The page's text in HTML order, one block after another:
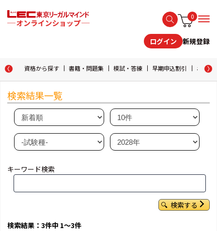
0
ログイン 新規登録
資格から探す 書籍・問題集 模試・答練 早期申込割引 おため
検索結果一覧
キーワード検索
検索する
検索結果：3件中 1～3件